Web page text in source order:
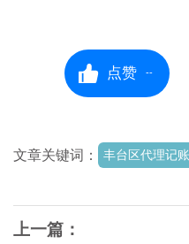
点赞 --
文章关键词： 丰台区代理记
上一篇：